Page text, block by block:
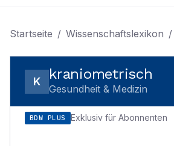
Startseite / Wissenschaftslexikon /
K kraniometrisch
Gesundheit & Medizin
BDW PLUS Exklusiv für Abonnenten